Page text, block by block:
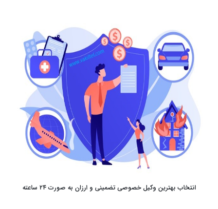
انتخاب بهترین وکیل خصوصی تضمینی و ارزان به صورت ۲۴ ساعته